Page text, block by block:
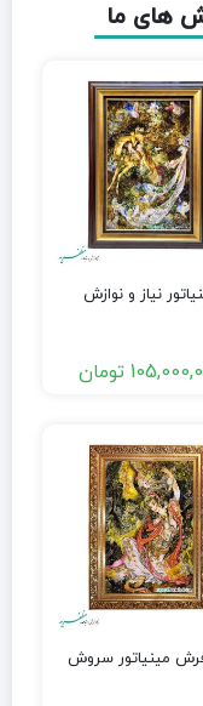
های ما
نیاز و نوازش
تومان
مینیاتور سروش